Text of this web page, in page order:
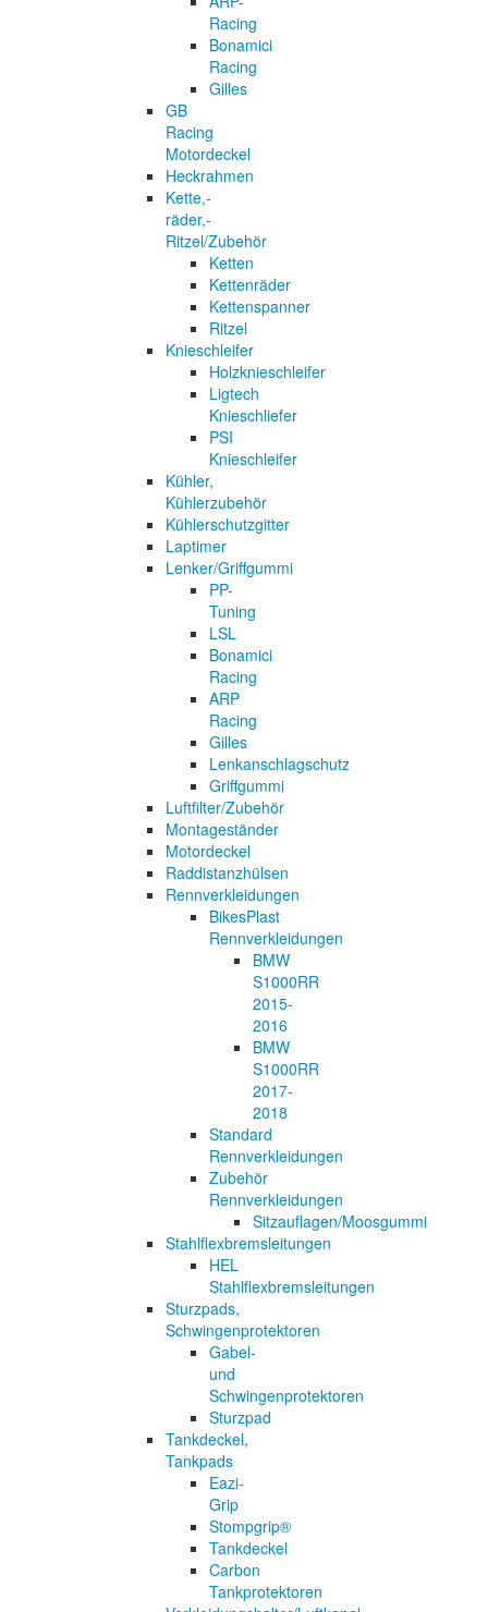
Racing
Bonamici
Racing
Gilles
GB
Racing
Motordeckel
Heckrahmen
Kette,-
räder,-
Ritzel/Zubehör
Ketten
Kettenräder
Kettenspanner
Ritzel
Knieschleifer
Holzknieschleifer
Ligtech
Knieschliefer
PSI
Knieschleifer
Kühler,
Kühlerzubehör
Kühlerschutzgitter
Laptimer
Lenker/Griffgummi
PP-
Tuning
LSL
Bonamici
Racing
ARP
Racing
Gilles
Lenkanschlagschutz
Griffgummi
Luftfilter/Zubehör
Montageständer
Motordeckel
Raddistanzhülsen
Rennverkleidungen
BikesPlast
Rennverkleidungen
BMW
S1000RR
2015-
2016
BMW
S1000RR
2017-
2018
Standard
Rennverkleidungen
Zubehör
Rennverkleidungen
Sitzauflagen/Moosgummi
Stahlflexbremsleitungen
HEL
Stahlflexbremsleitungen
Sturzpads,
Schwingenprotektoren
Gabel-
und
Schwingenprotektoren
Sturzpad
Tankdeckel,
Tankpads
Eazi-
Grip
Stompgrip®
Tankdeckel
Carbon
Tankprotektoren